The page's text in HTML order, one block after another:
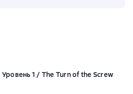
1 / The Turn of the Screw
рейтинг 3 на основе 4 оценок